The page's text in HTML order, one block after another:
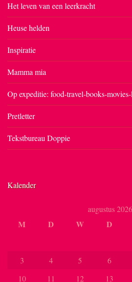
Het leven van een leerkracht
Heuse helden
Inspiratie
Mamma mia
Op expeditie: food-travel-books-
Pretletter
Tekstbureau Doppie
Kalender
augustus 2026
M D W D
3
4 5 6
10
11 12 13